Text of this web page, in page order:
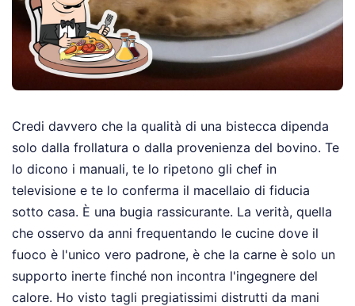
Credi davvero che la qualità di una bistecca dipenda
solo dalla frollatura o dalla provenienza del bovino. Te
lo dicono i manuali, te lo ripetono gli chef in
televisione e te lo conferma il macellaio di fiducia
sotto casa. È una bugia rassicurante. La verità, quella
che osservo da anni frequentando le cucine dove il
fuoco è l'unico vero padrone, è che la carne è solo un
supporto inerte finché non incontra l'ingegnere del
calore. Ho visto tagli pregiatissimi distrutti da mani